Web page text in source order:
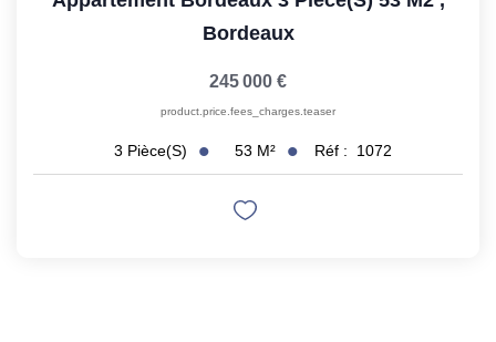
Bordeaux
245 000 €
product.price.fees_charges.teaser
3 Pièce(s) 53 M² Réf : 1072